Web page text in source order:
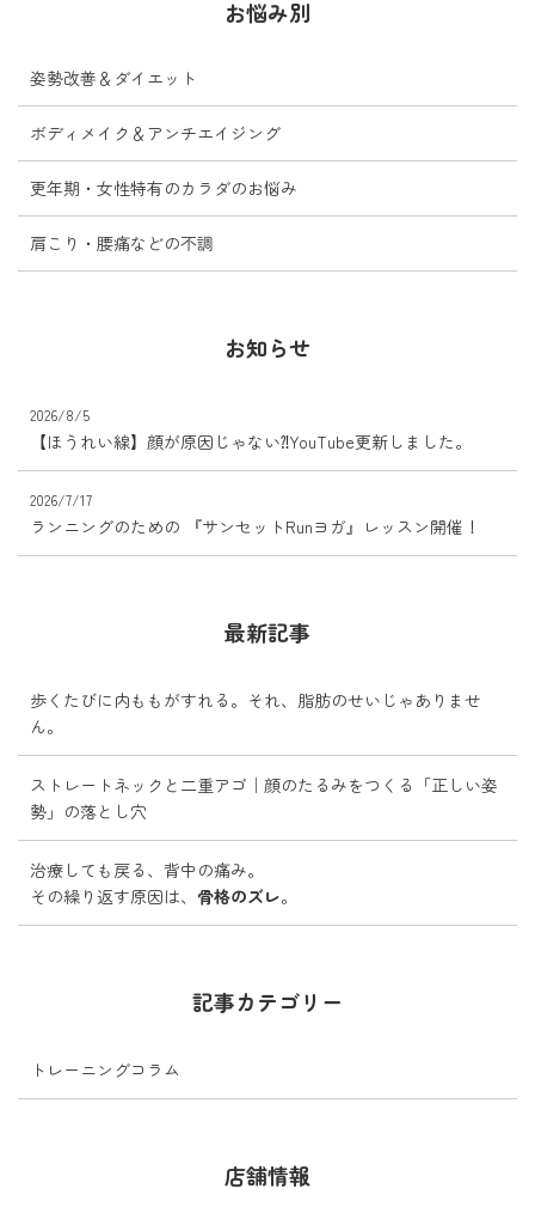
お悩み別
姿勢改善＆ダイエット
ボディメイク＆アンチエイジング
更年期・女性特有のカラダのお悩み
肩こり・腰痛などの不調
お知らせ
2026/8/5
【ほうれい線】顔が原因じゃない⁈YouTube更新しました。
2026/7/17
ランニングのための 『サンセットRunヨガ』レッスン開催！
最新記事
歩くたびに内ももがすれる。それ、脂肪のせいじゃありませ
ん。
ストレートネックと二重アゴ｜顔のたるみをつくる「正しい姿
勢」の落とし穴
治療しても戻る、背中の痛み。
その繰り返す原因は、 骨格のズレ。
記事カテゴリー
トレーニングコラム
店舗情報